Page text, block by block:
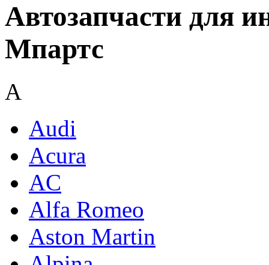
Автозапчасти для
Мпартс
A
Audi
Acura
AC
Alfa Romeo
Aston Martin